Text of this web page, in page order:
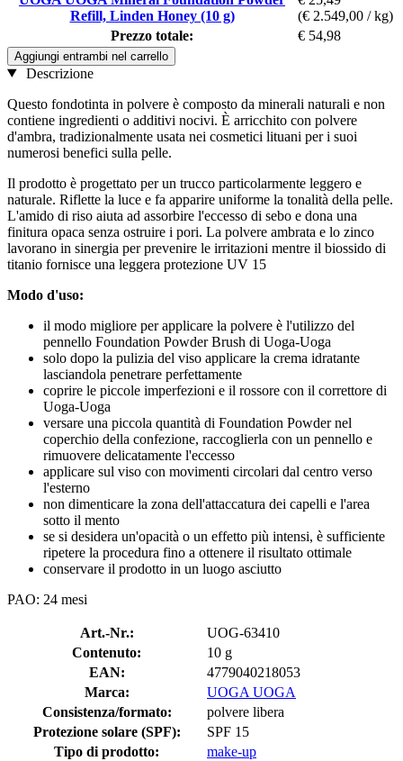
Refill, Linden Honey (10 g)
(€ 2.549,00 / kg)
Prezzo totale:
€ 54,98
Aggiungi entrambi nel carrello
Descrizione
Questo fondotinta in polvere è composto da minerali naturali e non
contiene ingredienti o additivi nocivi. È arricchito con polvere
d'ambra, tradizionalmente usata nei cosmetici lituani per i suoi
numerosi benefici sulla pelle.
Il prodotto è progettato per un trucco particolarmente leggero e
naturale. Riflette la luce e fa apparire uniforme la tonalità della pelle.
L'amido di riso aiuta ad assorbire l'eccesso di sebo e dona una
finitura opaca senza ostruire i pori. La polvere ambrata e lo zinco
lavorano in sinergia per prevenire le irritazioni mentre il biossido di
titanio fornisce una leggera protezione UV 15
Modo d'uso:
il modo migliore per applicare la polvere è l'utilizzo del
pennello Foundation Powder Brush di Uoga-Uoga
solo dopo la pulizia del viso applicare la crema idratante
lasciandola penetrare perfettamente
coprire le piccole imperfezioni e il rossore con il correttore di
Uoga-Uoga
versare una piccola quantità di Foundation Powder nel
coperchio della confezione, raccoglierla con un pennello e
rimuovere delicatamente l'eccesso
applicare sul viso con movimenti circolari dal centro verso
l'esterno
non dimenticare la zona dell'attaccatura dei capelli e l'area
sotto il mento
se si desidera un'opacità o un effetto più intensi, è sufficiente
ripetere la procedura fino a ottenere il risultato ottimale
conservare il prodotto in un luogo asciutto
PAO: 24 mesi
Art.-Nr.:
UOG-63410
Contenuto:
10 g
EAN:
4779040218053
Marca:
UOGA UOGA
Consistenza/formato:
polvere libera
Protezione solare (SPF):
SPF 15
Tipo di prodotto:
make-up